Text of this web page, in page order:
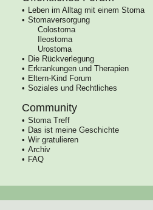
Leben im Alltag mit einem Stoma
Stomaversorgung
Colostoma
Ileostoma
Urostoma
Die Rückverlegung
Erkrankungen und Therapien
Eltern-Kind Forum
Soziales und Rechtliches
Community
Stoma Treff
Das ist meine Geschichte
Wir gratulieren
Archiv
FAQ